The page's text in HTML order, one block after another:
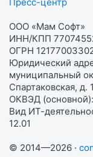
ООО «Мам Софт»
ИНН/КПП
ОГРН
Юридический
муниципальный
Спартаковская,
ОКВЭД
Вид ИТ-
12.01
© 2014—2026 ·